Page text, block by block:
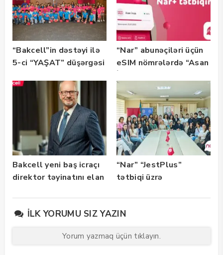
“Bakcell”in dəstəyi ilə
5-ci “YAŞAT” düşərgəsi
“Nar” abunəçiləri üçün
eSIM nömrələrdə “Asan
istifadəyə verildi
Bakcell yeni baş icraçı
direktor təyinatını elan
“Nar” “JestPlus”
tətbiqi üzrə
İLK YORUMU SIZ YAZIN
Yorum yazmaq üçün tıklayın.